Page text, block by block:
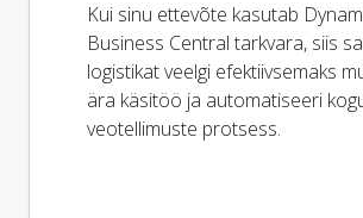
Kui sinu ettevõte kasutab
Business Central tarkvara, siis
logistikat veelgi efektiivsemaks
ära käsitöö ja automatiseeri
veotellimuste protsess.